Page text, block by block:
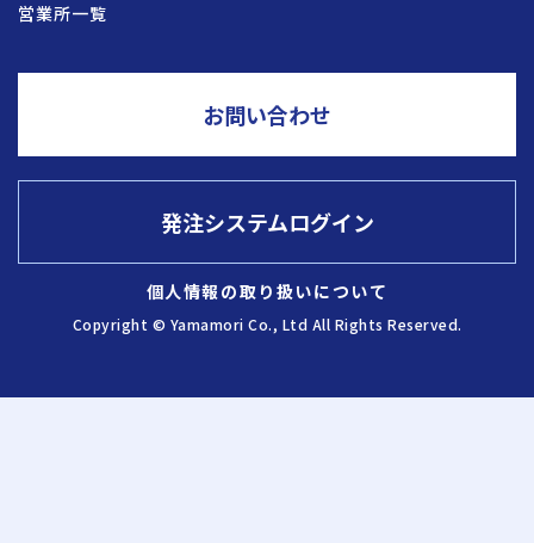
採用情報
発注システムログイン
営業所一覧
個人情報の取り扱いについて
Copyright © Yamamori Co., Ltd All Rights Reserved.
お問い合わせ
発注システムログイン